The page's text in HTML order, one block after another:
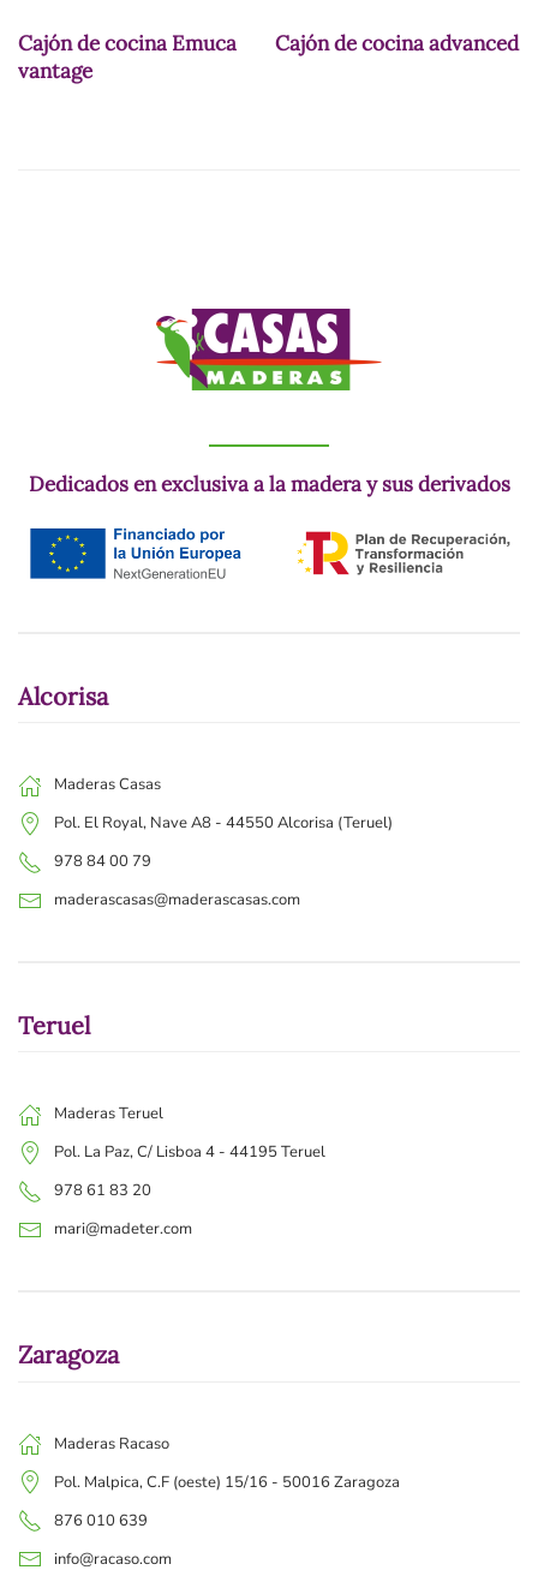
Cajón de cocina Emuca
vantage
Cajón de cocina advanced
Dedicados en exclusiva a la madera y sus derivados
Alcorisa
Maderas Casas
Pol. El Royal, Nave A8 - 44550 Alcorisa (Teruel)
978 84 00 79
maderascasas@maderascasas.com
Teruel
Maderas Teruel
Pol. La Paz, C/ Lisboa 4 - 44195 Teruel
978 61 83 20
mari@madeter.com
Zaragoza
Maderas Racaso
Pol. Malpica, C.F (oeste) 15/16 - 50016 Zaragoza
876 010 639
info@racaso.com